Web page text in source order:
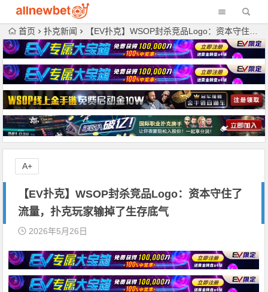
首页 扑克新闻 【EV扑克】WSOP封杀竞品Logo：资本守住了流量，扑克玩家输掉了生存底气
【EV扑克】WSOP封杀竞品Logo：资本守住了
流量，扑克玩家输掉了生存底气
2026年5月26日
A+